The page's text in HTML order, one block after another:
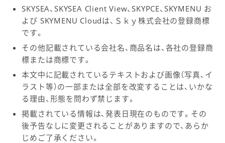
SKYSEA、SKYSEA Client View、SKYPCE、SKYMENU お
よび SKYMENU Cloudは、Ｓｋｙ株式会社の登録商標
です。
その他記載されている会社名、商品名は、各社の登録商
標または商標です。
本文中に記載されているテキストおよび画像（写真、イ
ラスト等）の一部または全部を改変することは、いかな
る理由、形態を問わず禁じます。
掲載されている情報は、発表日現在のものです。その
後予告なしに変更されることがありますので、あらか
じめご了承ください。